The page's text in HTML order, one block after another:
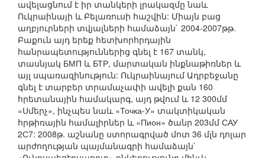
ավելացնում է իր տանկերի լրակազմը նաև
Ուկրաինայի և Բելառուսի հաշվին: Միայն բաց
աղբյուրների տվյալների համաձայն` 2004-2007թթ.
Բաքուն այդ երեք հետխորհրդային
հանրապետություններից գնել է 167 տանկ,
տասնյակ БМП և БТР, մարտական ինքնաթիռներ և
այլ սպառազինություն: Ուկրաինայում Ադրբեջանը
գնել է տարբեր տրամաչափի ավելի քան 160
հրետանային համակարգ, այդ թվում և 12 300մմ
«Սմերչ», ինչպես նաև «Точка-У» տակտիկական
հրթիռային համալիրներ և «Пион» ծանր 203մմ САУ
2С7: 2008թ. աշնանը ստորագրված մոտ 36 մլն դոլար
արժողության պայմանագրի համաձայն`